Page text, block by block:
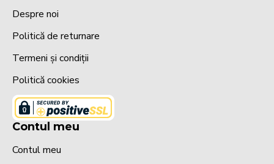
Despre noi
Politică de returnare
Termeni și condiții
Politică cookies
Contul meu
Contul meu